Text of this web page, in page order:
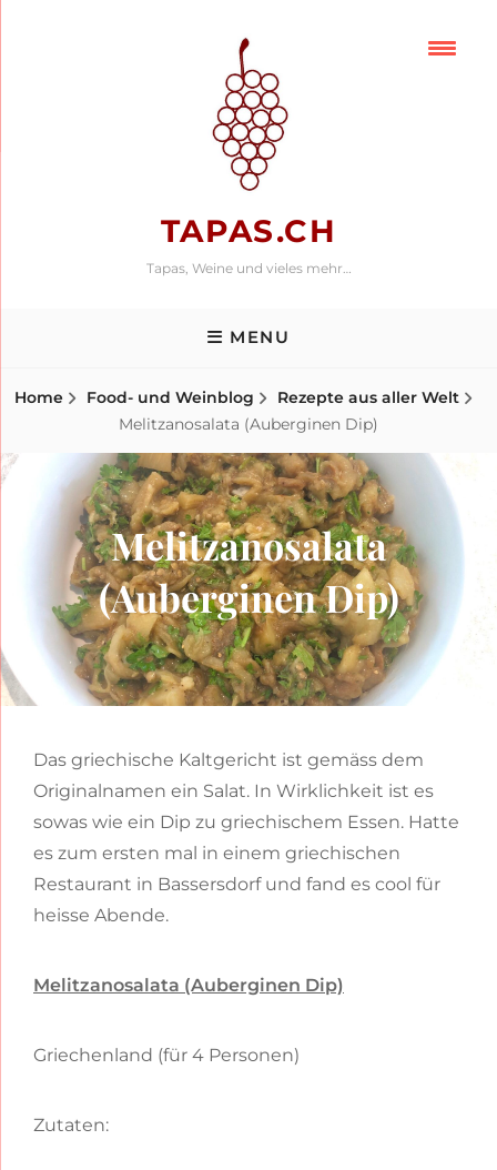
TAPAS.CH
Tapas, Weine und vieles mehr…
MENU
Home Food- und Weinblog
Rezepte aus aller Welt
Melitzanosalata (Auberginen Dip)
Melitzanosalata
(Auberginen Dip)
Das griechische Kaltgericht ist gemäss dem
Originalnamen ein Salat. In Wirklichkeit ist es
sowas wie ein Dip zu griechischem Essen. Hatte
es zum ersten mal in einem griechischen
Restaurant in Bassersdorf und fand es cool für
heisse Abende.
Melitzanosalata (Auberginen Dip)
Griechenland (für 4 Personen)
Zutaten: